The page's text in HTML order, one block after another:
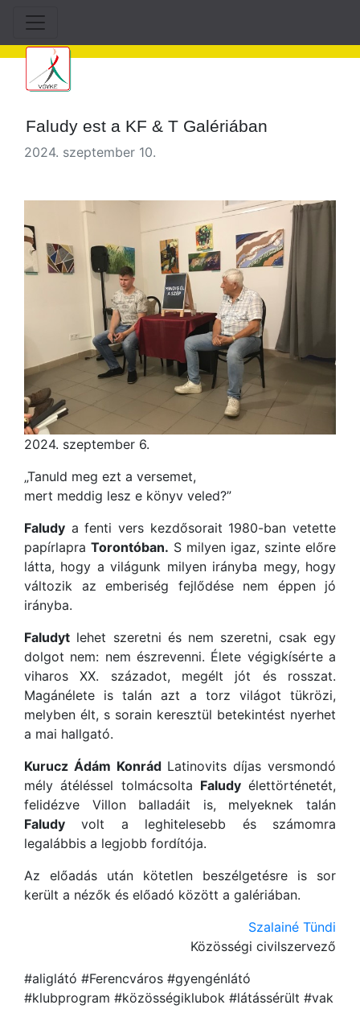
Faludy est a KF & T Galériában
2024. szeptember 10.
2024. szeptember 6.
„Tanuld meg ezt a versemet,
mert meddig lesz e könyv veled?”
Faludy a fenti vers kezdősorait 1980-ban vetette
papírlapra Torontóban. S milyen igaz, szinte előre
látta, hogy a világunk milyen irányba megy, hogy
változik az emberiség fejlődése nem éppen jó
irányba.
Faludyt lehet szeretni és nem szeretni, csak egy
dolgot nem: nem észrevenni. Élete végigkísérte a
viharos XX. századot, megélt jót és rosszat.
Magánélete is talán azt a torz világot tükrözi,
melyben élt, s sorain keresztül betekintést nyerhet
a mai hallgató.
Kurucz Ádám KonrádLatinovits díjas versmondó
mély átéléssel tolmácsolta Faludyélettörténetét,
felidézve Villon balladáit is, melyeknek talán
Faludy volt a leghitelesebb és számomra
legalábbis a legjobb fordítója.
Az előadás után kötetlen beszélgetésre is sor
került a nézők és előadó között a galériában.
Szalainé Tündi
Közösségi civilszervező
#aliglátó #Ferencváros #gyengénlátó
#klubprogram #közösségiklubok #látássérült #vak